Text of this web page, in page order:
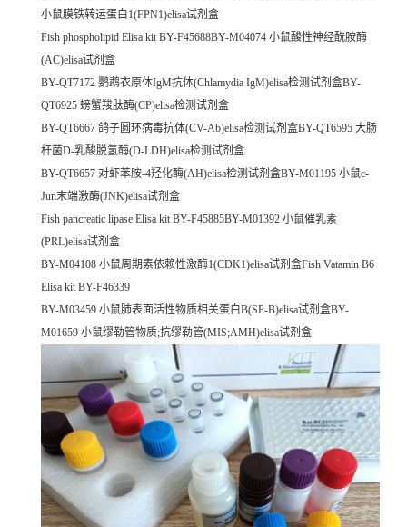
小鼠膜铁转运蛋白1(FPN1)elisa试剂盒
Fish phospholipid Elisa kit BY-F45688BY-M04074 小鼠酸性神经酰胺酶
(AC)elisa试剂盒
BY-QT7172 鹦鹉衣原体IgM抗体(Chlamydia IgM)elisa检测试剂盒BY-
QT6925 螃蟹羧肽酶(CP)elisa检测试剂盒
BY-QT6667 鸽子圆环病毒抗体(CV-Ab)elisa检测试剂盒BY-QT6595 大肠
杆菌D-乳酸脱氢酶(D-LDH)elisa检测试剂盒
BY-QT6657 对虾苯胺-4羟化酶(AH)elisa检测试剂盒BY-M01195 小鼠c-
Jun末端激酶(JNK)elisa试剂盒
Fish pancreatic lipase Elisa kit BY-F45885BY-M01392 小鼠催乳素
(PRL)elisa试剂盒
BY-M04108 小鼠周期素依赖性激酶1(CDK1)elisa试剂盒Fish Vatamin B6
Elisa kit BY-F46339
BY-M03459 小鼠肺表面活性物质相关蛋白B(SP-B)elisa试剂盒BY-
M01659 小鼠缪勒管物质;抗缪勒管(MIS;AMH)elisa试剂盒